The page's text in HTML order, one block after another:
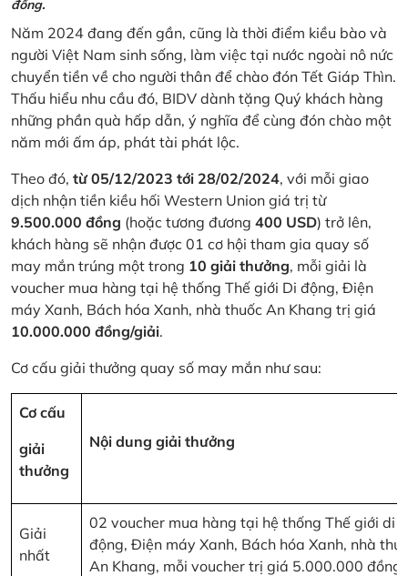
đồng.
Năm 2024 đang đến gần, cũng là thời điểm kiều bào và
người Việt Nam sinh sống, làm việc tại nước ngoài nô nức
chuyển tiền về cho người thân để chào đón Tết Giáp Thìn.
Thấu hiểu nhu cầu đó, BIDV dành tặng Quý khách hàng
những phần quà hấp dẫn, ý nghĩa để cùng đón chào một
năm mới ấm áp, phát tài phát lộc.
Theo đó, từ 05/12/2023 tới 28/02/2024, với mỗi giao
dịch nhận tiền kiều hối Western Union giá trị từ
9.500.000 đồng (hoặc tương đương 400 USD) trở lên,
khách hàng sẽ nhận được 01 cơ hội tham gia quay số
may mắn trúng một trong 10 giải thưởng, mỗi giải là
voucher mua hàng tại hệ thống Thế giới Di động, Điện
máy Xanh, Bách hóa Xanh, nhà thuốc An Khang trị giá
10.000.000 đồng/giải.
Cơ cấu giải thưởng quay số may mắn như sau:
Cơ cấu
giải
thưởng
Nội dung giải thưởng
Giải
nhất
02 voucher mua hàng tại hệ thống Thế giới di
động, Điện máy Xanh, Bách hóa Xanh, nhà
An Khang, mỗi voucher trị giá 5.000.000 đồng